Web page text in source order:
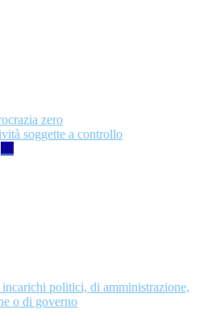
zero
soggette a controllo
10
politici, di amministrazione,
o di governo